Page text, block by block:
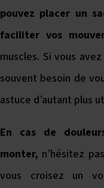
pouvez placer un
faciliter vos
muscles. Si vous
souvent besoin de
astuce d’autant plus
En cas de
monter, n’hésitez
vous croisez un